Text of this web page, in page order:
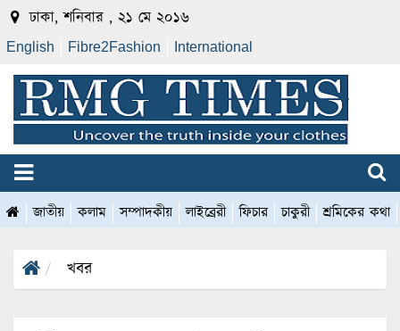
ঢাকা, শনিবার , ২১ মে ২০১৬
English Fibre2Fashion International
জাতীয় কলাম সম্পাদকীয় লাইব্রেরী ফিচার চাকুরী শ্রমিকের কথা
খবর